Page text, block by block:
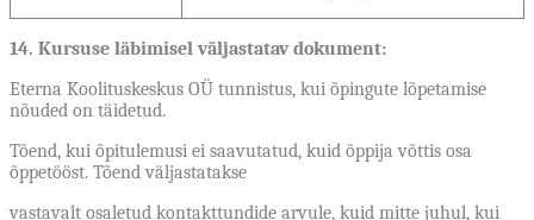
14. Kursuse läbimisel väljastatav dokument:
Eterna Koolituskeskus OÜ tunnistus, kui õpingute lõpetamise
nõuded on täidetud.
Tõend, kui õpitulemusi ei saavutatud, kuid õppija võttis osa
õppetööst. Tõend väljastatakse
vastavalt osaletud kontakttundide arvule, kuid mitte juhul, kui